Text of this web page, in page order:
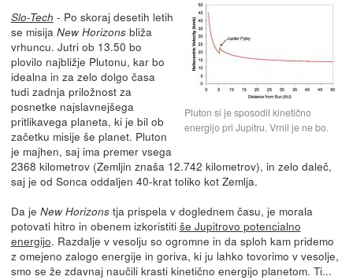
Pluton si je sposodil kinetično
energijo pri Jupitru. Vrnil je ne bo.
Slo-Tech - Po skoraj desetih letih
se misija New Horizonsbliža
vrhuncu. Jutri ob 13.50 bo
plovilo najbližje Plutonu, kar bo
idealna in za zelo dolgo časa
tudi zadnja priložnost za
posnetke najslavnejšega
pritlikavega planeta, ki je bil ob
začetku misije še planet. Pluton
je majhen, saj ima premer vsega
2368 kilometrov (Zemljin znaša 12.742 kilometrov), in zelo daleč,
saj je od Sonca oddaljen 40-krat toliko kot Zemlja.
Da je New Horizonstja prispela v doglednem času, je morala
potovati hitro in obenem izkoristiti še Jupitrovo potencialno
energijo. Razdalje v vesolju so ogromne in da sploh kam pridemo
z omejeno zalogo energije in goriva, ki ju lahko tovorimo v vesolje,
smo se že zdavnaj naučili krasti kinetično energijo planetom. Ti...